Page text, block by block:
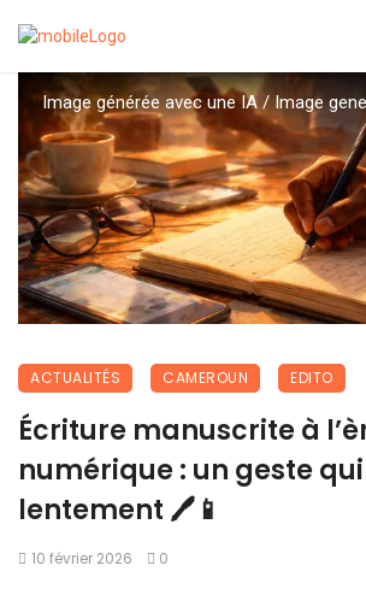
Image générée avec une IA / Image
ACTUALITÉS CAMEROUN EDITO
Écriture manuscrite à
numérique : un geste
lentement 🖊️📱
10 février 2026 0